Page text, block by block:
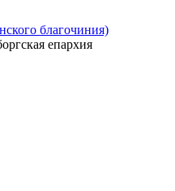
благочиния)
епархия